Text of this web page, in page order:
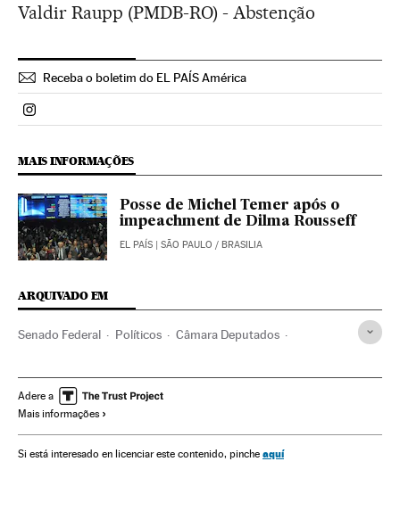
Valdir Raupp (PMDB-RO) - Abstenção
Receba o boletim do EL PAÍS América
Politica El País Brasil en Instagram
MAIS INFORMAÇÕES
Posse de Michel Temer após o
impeachment de Dilma Rousseff
EL PAÍS | SÃO PAULO / BRASILIA
ARQUIVADO EM
Senado Federal Políticos Câmara Deputados
Destituições políticas Presidente Brasil
Congresso Nacional
Atividade legislativa Conflitos políticos Parlamento
Adere a
Mais informações
Si está interesado en licenciar este contenido, pinche aquí